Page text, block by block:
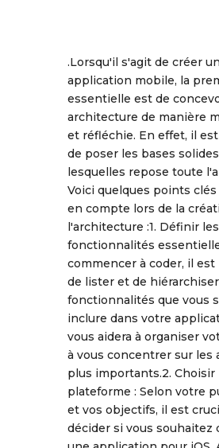
.Lorsqu'il s'agit de créer
application mobile, la
essentielle est de
architecture de manière
et réfléchie. En effet, il
de poser les bases
lesquelles repose toute
Voici quelques points
en compte lors de la
l'architecture :1. Définir les
fonctionnalités
commencer à coder, il
de lister et de
fonctionnalités que vous
inclure dans votre
vous aidera à organiser
à vous concentrer sur les
plus importants.2. Choisir
plateforme : Selon votre
et vos objectifs, il est
décider si vous souhaitez